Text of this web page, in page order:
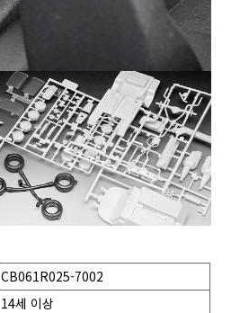
CB061R025-7002
14세 이상